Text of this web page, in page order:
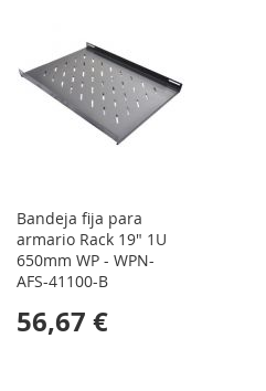
Bandeja fija para
armario Rack 19" 1U
650mm WP - WPN-
AFS-41100-B
56,67 €